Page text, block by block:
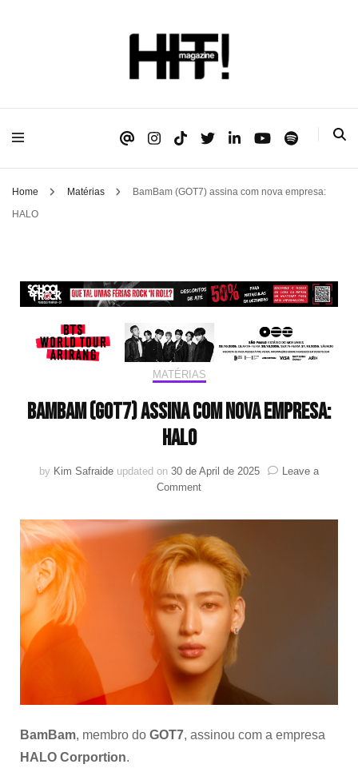
HIT!Magazine
Home Matérias
BamBam (GOT7) assina com nova empresa:
HALO
MATÉRIAS
BamBam (GOT7) assina com nova empresa:
HALO
by Kim Safraide updated on 30 de April de 2025
Leave a
Commenton
(GOT7)
assina
com
nova
empresa:
HALO
BamBam, membro do GOT7, assinou com a empresa
HALO Corportion.